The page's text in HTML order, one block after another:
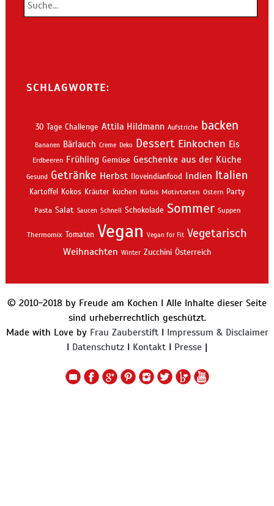
SCHLAGWORTE:
30 Tage Challenge Attila Hildmann Aufstriche backen
Bananen Bärlauch Creme Deko Dessert Einkochen Eis
Erdbeeren Frühling Gemüse Geschenke aus der Küche
Gesund Getränke Herbst Iloveindianfood Indien Italien
Kartoffel Kokos Kräuter kuchen Kürbis Motivtorten Ostern Party
Pasta Salat Saucen Schnell Schokolade Sommer Suppen
Thermomix Tomaten Vegan Vegan for Fit Vegetarisch
Weihnachten Winter Zucchini Österreich
© 2010-2018 by Freude am Kochen I Alle Inhalte dieser Seite
sind urheberrechtlich geschützt.
Made with Love by Frau ZauberstiftI Impressum & Disclaimer
I Datenschutz I KontaktI Presse |